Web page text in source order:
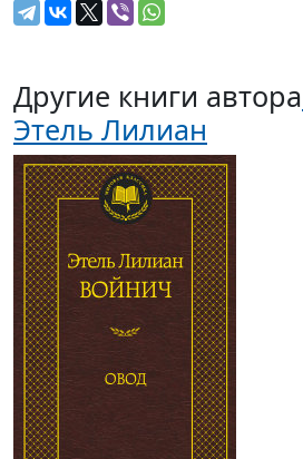
Другие книги автора
Этель Лилиан